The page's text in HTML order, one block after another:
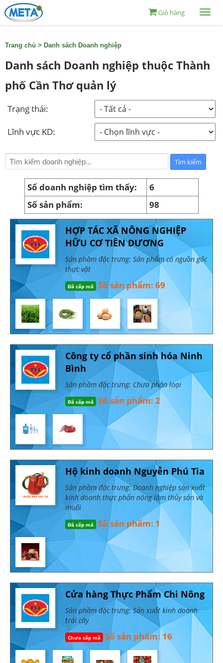
Giỏ hàng
Trang chủ > Danh sách Doanh nghiệp
Danh sách Doanh nghiệp thuộc Thành
phố Cần Thơ quản lý
Trạng thái:
Lĩnh vực KD:
Số doanh nghiệp tìm thấy:
6
Số sản phẩm:
98
HỢP TÁC XÃ NÔNG NGHIỆP
HỮU CƠ TIÊN DƯƠNG
Sản phầm đặc trưng: Sản phẩm có nguồn gốc
thực vật
Đã cấp mã Số sản phẩm: 69
Công ty cổ phần sinh hóa Ninh
Bình
Sản phầm đặc trưng: Chưa phân loại
Đã cấp mã Số sản phẩm: 2
Hộ kinh doanh Nguyễn Phú Tia
Sản phầm đặc trưng: Doanh nghiệp sản xuất
kinh doanh thực phẩn nông lâm thủy sản và
muối
Đã cấp mã Số sản phẩm: 1
Cửa hàng Thực Phẩm Chi Nông
Sản phầm đặc trưng: Sản xuất kinh doanh
trái cây
Chưa cấp mã Số sản phẩm: 16